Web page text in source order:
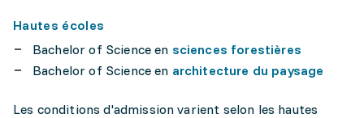
Hautes écoles
Bachelor of Science en sciences forestières
Bachelor of Science en architecture du paysage
Les conditions d'admission varient selon les hautes